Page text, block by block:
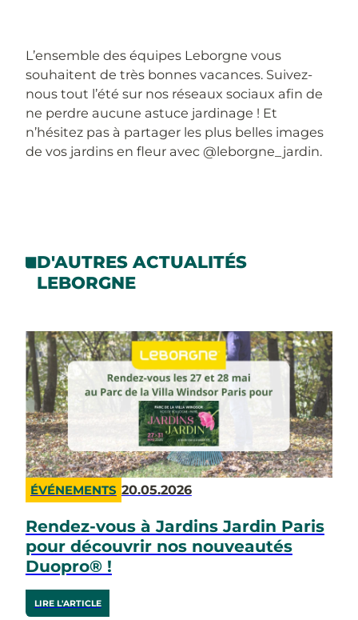
L’ensemble des équipes Leborgne vous
souhaitent de très bonnes vacances. Suivez-
nous tout l’été sur nos réseaux sociaux afin de
ne perdre aucune astuce jardinage ! Et
n’hésitez pas à partager les plus belles images
de vos jardins en fleur avec @leborgne_jardin.
D'AUTRES ACTUALITÉS
LEBORGNE
ÉVÉNEMENTS 20.05.2026
Rendez-vous à Jardins Jardin Paris
pour découvrir nos nouveautés
Duopro® !
LIRE L'ARTICLE